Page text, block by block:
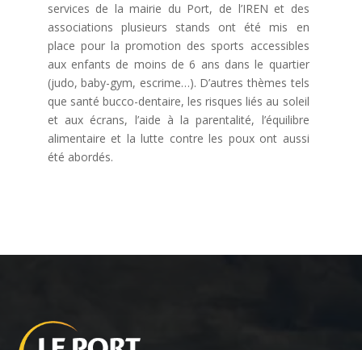
services de la mairie du Port, de l’IREN et des
associations plusieurs stands ont été mis en
place pour la promotion des sports accessibles
aux enfants de moins de 6 ans dans le quartier
(judo, baby-gym, escrime…). D’autres thèmes tels
que santé bucco-dentaire, les risques liés au soleil
et aux écrans, l’aide à la parentalité, l’équilibre
alimentaire et la lutte contre les poux ont aussi
été abordés.